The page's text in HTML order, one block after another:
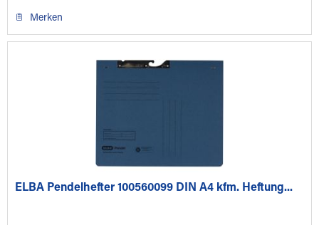
Merken
ELBA Pendelhefter 100560099 DIN A4 kfm. Heftung...